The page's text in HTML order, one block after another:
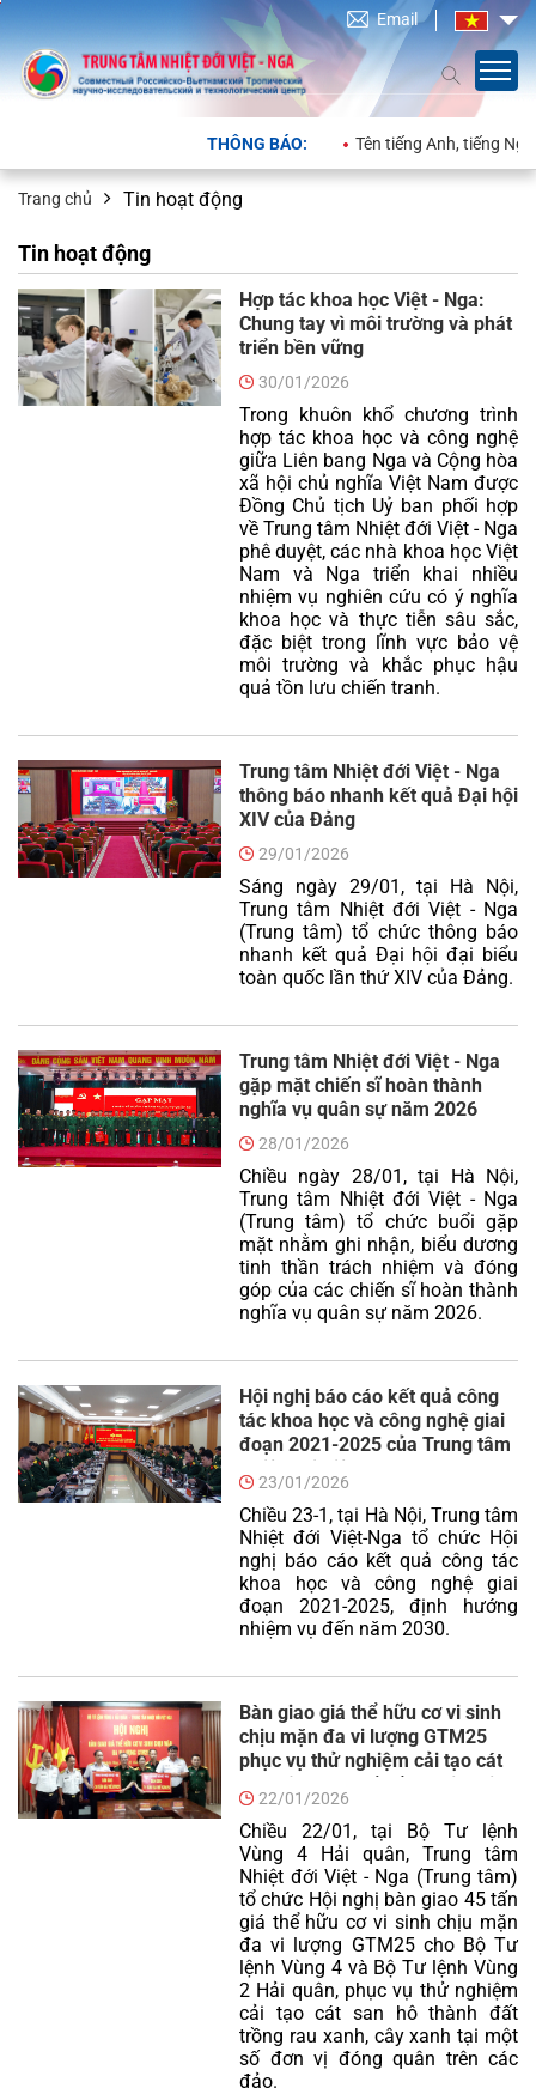
Email
THÔNG BÁO: Tên tiếng Anh, tiếng Nga của
Trang chủ Tin hoạt động
Tin hoạt động
Hợp tác khoa học Việt - Nga:
Chung tay vì môi trường và phát
triển bền vững
30/01/2026
Trong khuôn khổ chương trình
hợp tác khoa học và công nghệ
giữa Liên bang Nga và Cộng hòa
xã hội chủ nghĩa Việt Nam được
Đồng Chủ tịch Uỷ ban phối hợp
về Trung tâm Nhiệt đới Việt - Nga
phê duyệt, các nhà khoa học Việt
Nam và Nga triển khai nhiều
nhiệm vụ nghiên cứu có ý nghĩa
khoa học và thực tiễn sâu sắc,
đặc biệt trong lĩnh vực bảo vệ
môi trường và khắc phục hậu
quả tồn lưu chiến tranh.
Trung tâm Nhiệt đới Việt - Nga
thông báo nhanh kết quả Đại hội
XIV của Đảng
29/01/2026
Sáng ngày 29/01, tại Hà Nội,
Trung tâm Nhiệt đới Việt - Nga
(Trung tâm) tổ chức thông báo
nhanh kết quả Đại hội đại biểu
toàn quốc lần thứ XIV của Đảng.
Trung tâm Nhiệt đới Việt - Nga
gặp mặt chiến sĩ hoàn thành
nghĩa vụ quân sự năm 2026
28/01/2026
Chiều ngày 28/01, tại Hà Nội,
Trung tâm Nhiệt đới Việt - Nga
(Trung tâm) tổ chức buổi gặp
mặt nhằm ghi nhận, biểu dương
tinh thần trách nhiệm và đóng
góp của các chiến sĩ hoàn thành
nghĩa vụ quân sự năm 2026.
Hội nghị báo cáo kết quả công
tác khoa học và công nghệ giai
đoạn 2021-2025 của Trung tâm
Nhiệt đới Việt-Nga
23/01/2026
Chiều 23-1, tại Hà Nội, Trung tâm
Nhiệt đới Việt-Nga tổ chức Hội
nghị báo cáo kết quả công tác
khoa học và công nghệ giai
đoạn 2021-2025, định hướng
nhiệm vụ đến năm 2030.
Bàn giao giá thể hữu cơ vi sinh
chịu mặn đa vi lượng GTM25
phục vụ thử nghiệm cải tạo cát
san hô thành đất trồng cây trên
đảo22/01/2026
Chiều 22/01, tại Bộ Tư lệnh
Vùng 4 Hải quân, Trung tâm
Nhiệt đới Việt - Nga (Trung tâm)
tổ chức Hội nghị bàn giao 45 tấn
giá thể hữu cơ vi sinh chịu mặn
đa vi lượng GTM25 cho Bộ Tư
lệnh Vùng 4 và Bộ Tư lệnh Vùng
2 Hải quân, phục vụ thử nghiệm
cải tạo cát san hô thành đất
trồng rau xanh, cây xanh tại một
số đơn vị đóng quân trên các
đảo.